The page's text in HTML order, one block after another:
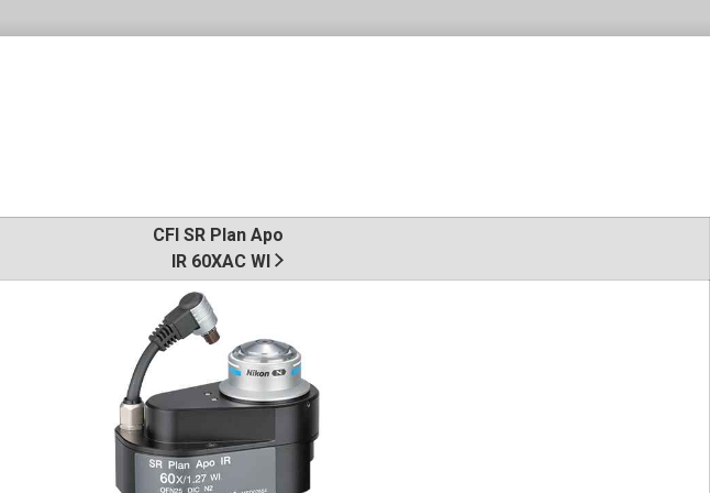
CFI SR Plan Apo
IR 60XAC WI